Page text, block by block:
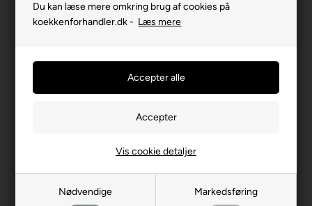
Du kan læse mere omkring brug af cookies på
koekkenforhandler.dk - Læs mere
Nødvendige Markedsføring
Vis cookie detaljer
Filtrer produkter